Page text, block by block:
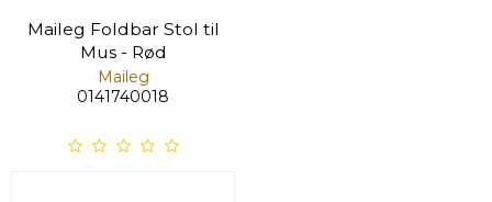
Maileg Foldbar Stol til
Mus - Rød
Maileg
0141740018